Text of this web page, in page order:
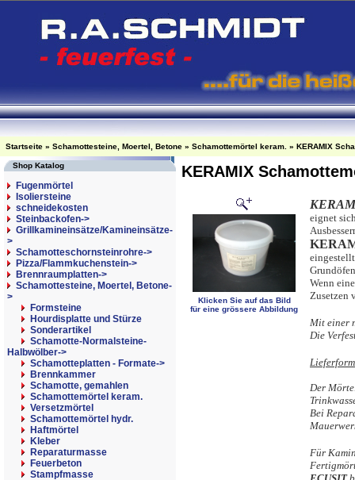
Startseite » Schamottesteine, Moertel, Betone » Schamottemörtel keram. » KERAMIX
Shop Katalog
Fugenmörtel
Isoliersteine
schneidekosten
Steinbackofen->
Grillkamineinsätze/Kamineinsätze-
>
Schamotteschornsteinrohre->
Pizza/Flammkuchenstein->
Brennraumplatten->
Schamottesteine, Moertel, Betone-
>
Formsteine
Hourdisplatte und Stürze
Sonderartikel
Schamotte-Normalsteine-
Halbwölber->
Schamotteplatten - Formate->
Brennkammer
Schamotte, gemahlen
Schamottemörtel keram.
Versetzmörtel
Schamottemörtel hydr.
Haftmörtel
Kleber
Reparaturmasse
Feuerbeton
Stampfmasse
KERAMIX
Klicken Sie auf das Bild
für eine grössere Abbildung
eignet
Wenn
Zusetzen
Mit einer
Die
Der
Bei
Für